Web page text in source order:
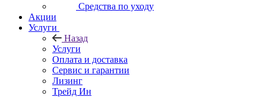
Средства по уходу
Акции
Услуги
Назад
Услуги
Оплата и доставка
Сервис и гарантии
Лизинг
Трейд Ин